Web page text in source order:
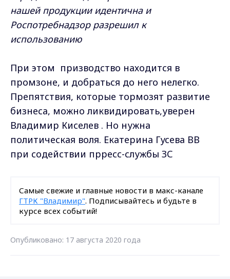
нашей продукции идентична и
Роспотребнадзор разрешил к
использованию
При этом призводство находится в
промзоне, и добраться до него нелегко.
Препятствия, которые тормозят развитие
бизнеса, можно ликвидировать,уверен
Владимир Киселев . Но нужна
политическая воля. Екатерина Гусева ВВ
при содействии прресс-службы ЗС
Самые свежие и главные новости в макс-канале
ГТРК "Владимир". Подписывайтесь и будьте в
курсе всех событий!
Опубликовано: 17 августа 2020 года